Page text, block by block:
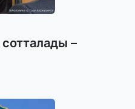
–